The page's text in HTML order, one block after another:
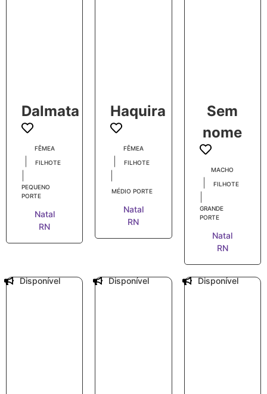
Dalmata
FÊMEA
FILHOTE
PEQUENO
PORTE
Natal
RN
Haquira
FÊMEA
FILHOTE
MÉDIO PORTE
Natal
RN
Sem
nome
MACHO
FILHOTE
GRANDE
PORTE
Natal
RN
Disponível Disponível Disponível